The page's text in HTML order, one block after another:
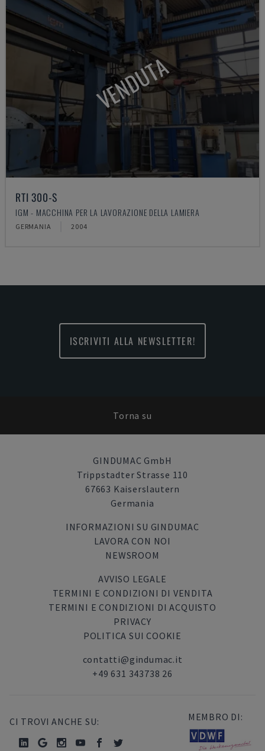
VENDUTA
RTI 300-S
IGM - MACCHINA PER LA LAVORAZIONE DELLA LAMIERA
GERMANIA 2004
ISCRIVITI ALLA NEWSLETTER!
Torna su
GINDUMAC GmbH
Trippstadter Strasse 110
67663 Kaiserslautern
Germania
INFORMAZIONI SU GINDUMAC
LAVORA CON NOI
NEWSROOM
AVVISO LEGALE
TERMINI E CONDIZIONI DI VENDITA
TERMINI E CONDIZIONI DI ACQUISTO
PRIVACY
POLITICA SUI COOKIE
contatti@gindumac.it
+49 631 343738 26
CI TROVI ANCHE SU: MEMBRO DI: